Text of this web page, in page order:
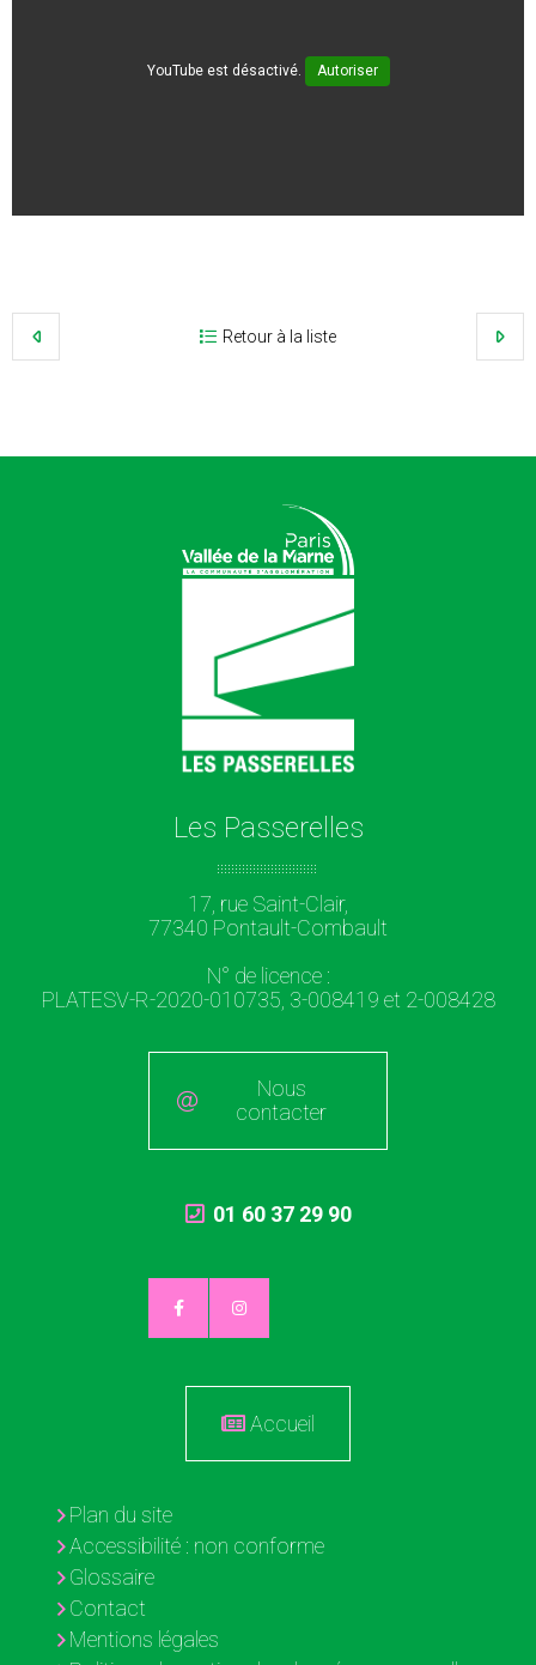
YouTube est désactivé. Autoriser
Retour à la liste
Les Passerelles
17, rue Saint-Clair,
77340 Pontault-Combault
N° de licence :
PLATESV-R-2020-010735, 3-008419 et 2-008428
Nous
contacter
01 60 37 29 90
Accueil
Plan du site
Accessibilité : non conforme
Glossaire
Contact
Mentions légales